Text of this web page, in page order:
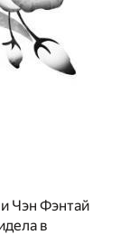
Чэн Фэнтай
в